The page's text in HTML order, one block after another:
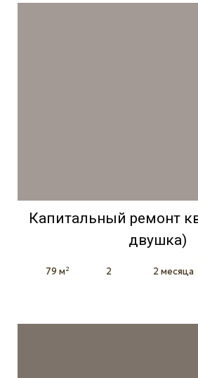
Капитальный ремонт
двушка)
79 м² 2 2 месяца